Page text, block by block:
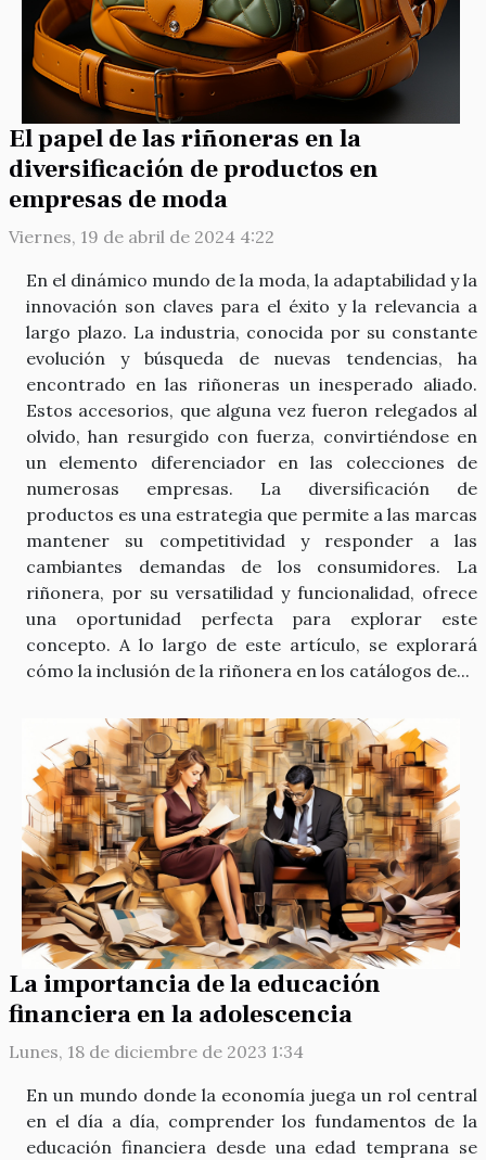
El papel de las riñoneras en la
diversificación de productos en
empresas de moda
Viernes, 19 de abril de 2024 4:22
En el dinámico mundo de la moda, la adaptabilidad y la
innovación son claves para el éxito y la relevancia a
largo plazo. La industria, conocida por su constante
evolución y búsqueda de nuevas tendencias, ha
encontrado en las riñoneras un inesperado aliado.
Estos accesorios, que alguna vez fueron relegados al
olvido, han resurgido con fuerza, convirtiéndose en
un elemento diferenciador en las colecciones de
numerosas empresas. La diversificación de
productos es una estrategia que permite a las marcas
mantener su competitividad y responder a las
cambiantes demandas de los consumidores. La
riñonera, por su versatilidad y funcionalidad, ofrece
una oportunidad perfecta para explorar este
concepto. A lo largo de este artículo, se explorará
cómo la inclusión de la riñonera en los catálogos de...
La importancia de la educación
financiera en la adolescencia
Lunes, 18 de diciembre de 2023 1:34
En un mundo donde la economía juega un rol central
en el día a día, comprender los fundamentos de la
educación financiera desde una edad temprana se